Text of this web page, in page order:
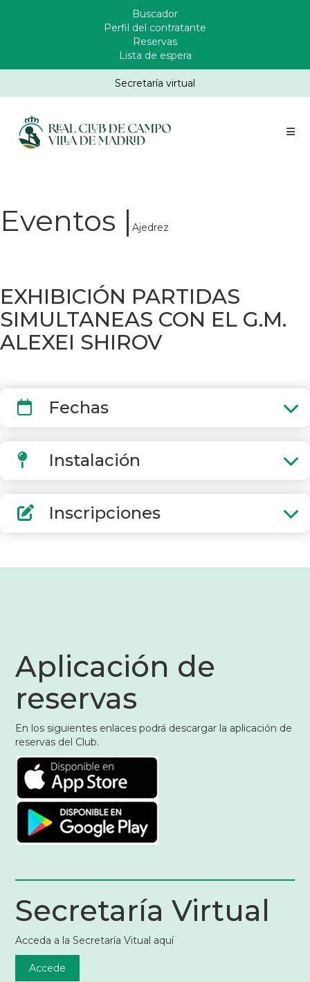
Enlaces
Header
Buscador
Perfil del contratante
Reservas
Lista de espera
Secretaría virtual
Eventos | Ajedrez
EXHIBICIÓN PARTIDAS
SIMULTANEAS CON EL G.M.
ALEXEI SHIROV
Fechas
Instalación
Inscripciones
Aplicación de
reservas
En los siguientes enlaces podrá descargar la aplicación de
reservas del Club.
Secretaría Virtual
Acceda a la Secretaría Vitual aquí
Accede